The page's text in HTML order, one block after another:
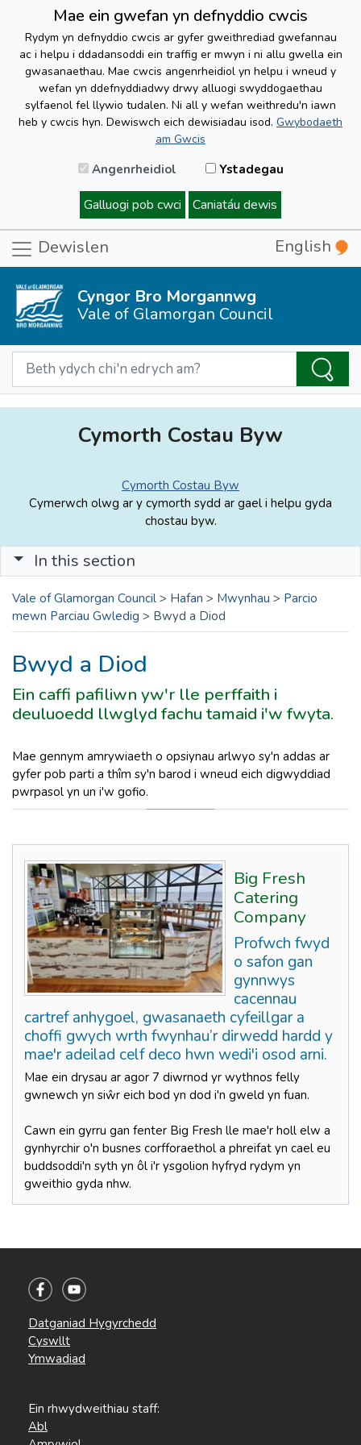
Mae ein gwefan yn defnyddio cwcis
Rydym yn defnyddio cwcis ar gyfer gweithrediad gwefannau
ac i helpu i ddadansoddi ein traffig er mwyn i ni allu gwella ein
gwasanaethau. Mae cwcis angenrheidiol yn helpu i wneud y
wefan yn ddefnyddiadwy drwy alluogi swyddogaethau
sylfaenol fel llywio tudalen. Ni all y wefan weithredu'n iawn
heb y cwcis hyn. Dewiswch eich dewisiadau isod. Gwybodaeth
am Gwcis
Angenrheidiol Ystadegau
Galluogi pob cwci Caniatáu dewis
Dewislen English
Cyngor Bro Morgannwg
Vale of Glamorgan Council
Cymorth Costau Byw
Cymorth Costau Byw
Cymerwch olwg ar y cymorth sydd ar gael i helpu gyda
chostau byw.
In this section
Vale of Glamorgan Council > Hafan > Mwynhau > Parcio
mewn Parciau Gwledig > Bwyd a Diod
Bwyd a Diod
Ein caffi pafiliwn yw'r lle perffaith i
deuluoedd llwglyd fachu tamaid i'w fwyta.
Mae gennym amrywiaeth o opsiynau arlwyo sy'n addas ar
gyfer pob parti a thîm sy'n barod i wneud eich digwyddiad
pwrpasol yn un i'w gofio.
Big Fresh
Catering
Company
Profwch fwyd
o safon gan
gynnwys
cacennau
cartref anhygoel, gwasanaeth cyfeillgar a
choffi gwych wrth fwynhau’r dirwedd hardd y
mae'r adeilad celf deco hwn wedi'i osod arni.
Mae ein drysau ar agor 7 diwrnod yr wythnos felly
gwnewch yn siŵr eich bod yn dod i'n gweld yn fuan.
Cawn ein gyrru gan fenter Big Fresh lle mae'r holl elw a
gynhyrchir o'n busnes corfforaethol a phreifat yn cael eu
buddsoddi'n syth yn ôl i'r ysgolion hyfryd rydym yn
gweithio gyda nhw.
Datganiad Hygyrchedd
Cyswllt
Ymwadiad
Ein rhwydweithiau staff:
Abl